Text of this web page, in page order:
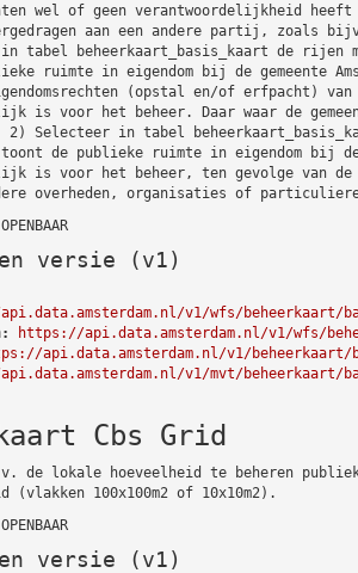
wel of geen verantwoordelijkheid
aan een andere partij, zoals
tabel beheerkaart_basis_kaart de rijen
ruimte in eigendom bij de gemeente
(opstal en/of erfpacht)
is voor het beheer. Daar waar de
2) Selecteer in tabel
de publieke ruimte in eigendom bij de
is voor het beheer, ten gevolge van de
overheden, organisaties of
versie (v1)
v1/wfs/beheerkaart/
https://api.data.amsterdam.nl/v1/wfs/
api.data.amsterdam.nl/v1/beheerkaart/
v1/mvt/beheerkaart/
Cbs Grid
de lokale hoeveelheid te beheren
(vlakken 100x100m2 of 10x10m2).
versie (v1)